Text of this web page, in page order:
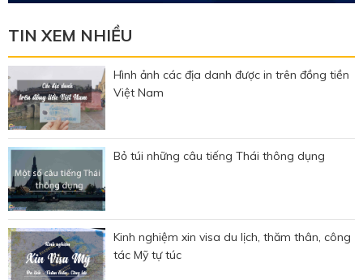
TIN XEM NHIỀU
Hình ảnh các địa danh được in trên đồng tiền
Việt Nam
Bỏ túi những câu tiếng Thái thông dụng
Kinh nghiệm xin visa du lịch, thăm thân, công
tác Mỹ tự túc